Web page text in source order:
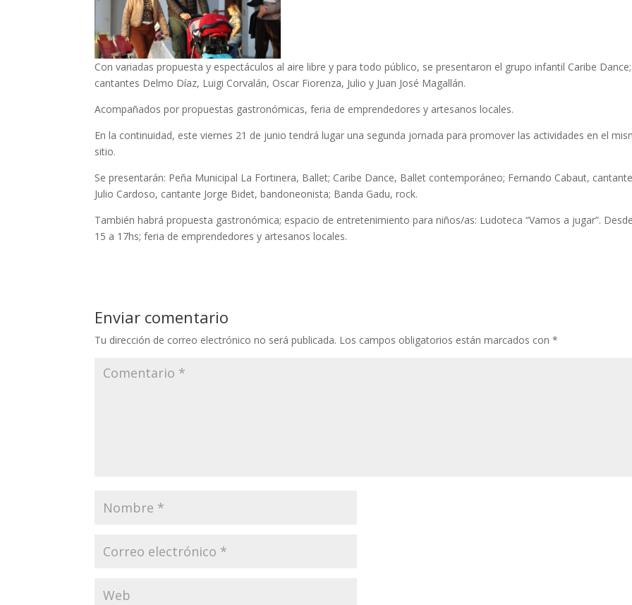
Con variadas propuesta y espectáculos al aire libre y para todo público, se presentaron el grupo infantil Caribe
cantantes Delmo Díaz, Luigi Corvalán, Oscar Fiorenza, Julio y Juan José Magallán.
Acompañados por propuestas gastronómicas, feria de emprendedores y artesanos locales.
En la continuidad, este viernes 21 de junio tendrá lugar una segunda jornada para promover las actividades en el
sitio.
Se presentarán: Peña Municipal La Fortinera, Ballet; Caribe Dance, Ballet contemporáneo; Fernando Cabaut,
Julio Cardoso, cantante Jorge Bidet, bandoneonista; Banda Gadu, rock.
También habrá propuesta gastronómica; espacio de entretenimiento para niños/as: Ludoteca “Vamos a jugar”.
15 a 17hs; feria de emprendedores y artesanos locales.
Enviar comentario
Tu dirección de correo electrónico no será publicada. Los campos obligatorios están marcados con*